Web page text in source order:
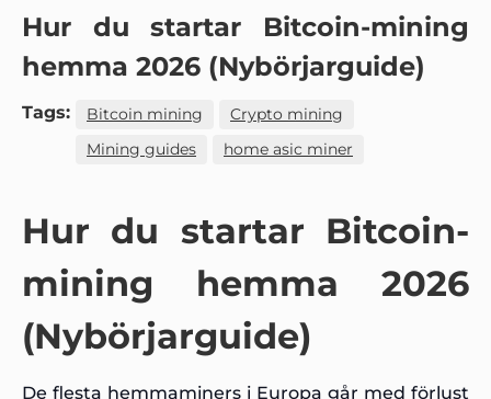
Hur du startar Bitcoin-mining
hemma 2026 (Nybörjarguide)
Tags: Bitcoin mining
Crypto mining
Mining guides
home asic miner
Hur du startar Bitcoin-
mining hemma 2026
(Nybörjarguide)
De flesta hemmaminers i Europa går med förlust